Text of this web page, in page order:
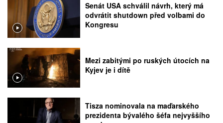
Senát USA schválil návrh, který má
odvrátit shutdown před volbami do
Kongresu
Mezi zabitými po ruských útocích na
Kyjev je i dítě
Tisza nominovala na maďarského
prezidenta bývalého šéfa nejvyššího